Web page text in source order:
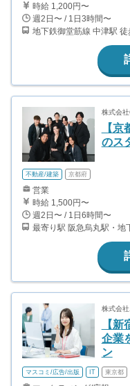
時給 1,200円〜
週2日〜 / 1日3時間〜
地下鉄御堂筋線 中津駅
株式会
【
のス
不動産/建築 京都府
営業
時給 1,500円〜
週2日〜 / 1日6時間〜
最寄り駅 阪急烏丸駅・地
株式会
【
企業
ン
マスコミ/広告/出版 IT 東京都